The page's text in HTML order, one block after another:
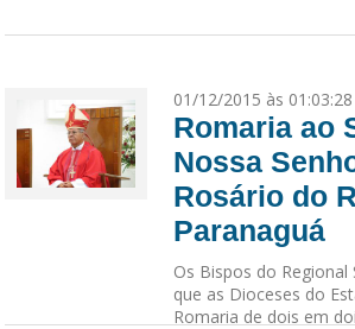
01/12/2015 às 01:03:28
Romaria ao
Nossa
Rosário do
Paranaguá
Os Bispos do Regional
que as Dioceses do
Romaria de dois em